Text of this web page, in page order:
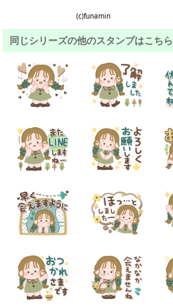
(c)funamin
同じシリーズの他のスタンプはこちら